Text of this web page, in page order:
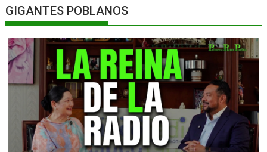
GIGANTES POBLANOS